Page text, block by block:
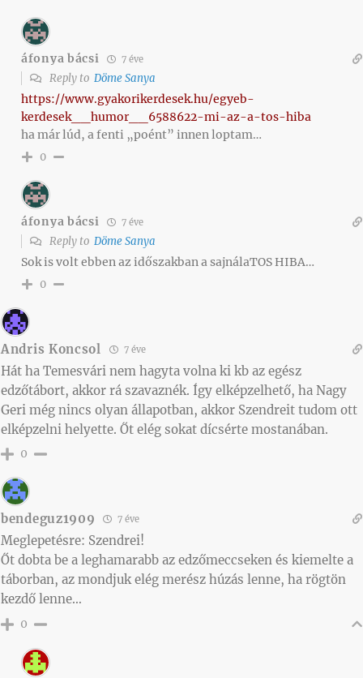
áfonya bácsi 7 éve
Reply to Döme Sanya
https://www.gyakorikerdesek.hu/egyeb-
kerdesek__humor__6588622-mi-az-a-tos-hiba
ha már lúd, a fenti „poént” innen loptam…
0
áfonya bácsi 7 éve
Reply to Döme Sanya
Sok is volt ebben az időszakban a sajnálaTOS HIBA…
0
Andris Koncsol 7 éve
Hát ha Temesvári nem hagyta volna ki kb az egész
edzőtábort, akkor rá szavaznék. Így elképzelhető, ha Nagy
Geri még nincs olyan állapotban, akkor Szendreit tudom ott
elképzelni helyette. Őt elég sokat dícsérte mostanában.
0
bendeguz1909 7 éve
Meglepetésre: Szendrei!
Őt dobta be a leghamarabb az edzőmeccseken és kiemelte a
táborban, az mondjuk elég merész húzás lenne, ha rögtön
kezdő lenne…
0